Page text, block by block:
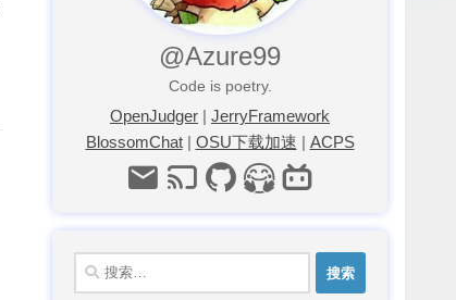
@Azure99
Code is poetry.
OpenJudger | JerryFramework
BlossomChat| OSU下载加速 | ACPS
搜
索：